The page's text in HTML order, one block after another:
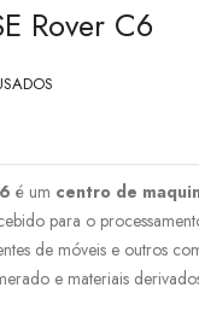
Rover C6
é um centro de
para o
de móveis e outros
e materiais